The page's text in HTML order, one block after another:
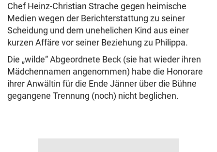
Chef Heinz-Christian Strache gegen heimische
Medien wegen der Berichterstattung zu seiner
Scheidung und dem unehelichen Kind aus einer
kurzen Affäre vor seiner Beziehung zu Philippa.
Die „wilde“ Abgeordnete Beck (sie hat wieder ihren
Mädchennamen angenommen) habe die Honorare
ihrer Anwältin für die Ende Jänner über die Bühne
gegangene Trennung (noch) nicht beglichen.